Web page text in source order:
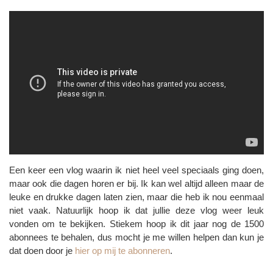
Een keer een vlog waarin ik niet heel veel speciaals ging doen,
maar ook die dagen horen er bij. Ik kan wel altijd alleen maar de
leuke en drukke dagen laten zien, maar die heb ik nou eenmaal
niet vaak. Natuurlijk hoop ik dat jullie deze vlog weer leuk
vonden om te bekijken. Stiekem hoop ik dit jaar nog de 1500
abonnees te behalen, dus mocht je me willen helpen dan kun je
dat doen door je hier op mij te abonneren.